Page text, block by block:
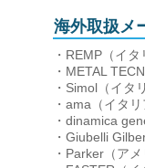
海外取扱メ
・REMP（イタ
・METAL
・Simol（イタ
・ama（イタリ
・dinamica
・Giubelli
・Parker（アメ